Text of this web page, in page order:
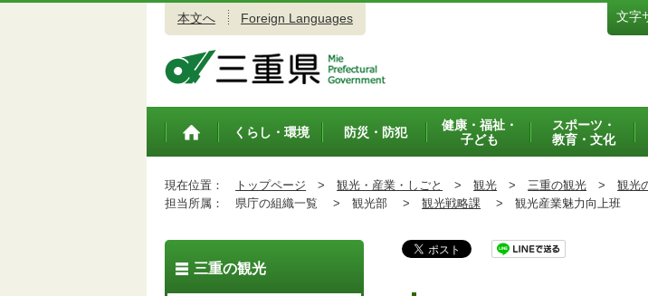
本文へ Foreign Languages 文字
トップペ
くらし・環境 防災・防犯
健康・福祉・
子ども
スポーツ・
教育・文化
現在位置： トップページ > 観光・産業・しごと > 観光 > 三重の観光 > 観光
担当所属：
県庁の組織一覧 > 観光部 > 観光戦略課 > 観光産業魅力向上班
三重の観光